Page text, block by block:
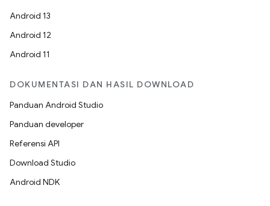
Android 13
Android 12
Android 11
DOKUMENTASI DAN HASIL DOWNLOAD
Panduan Android Studio
Panduan developer
Referensi API
Download Studio
Android NDK